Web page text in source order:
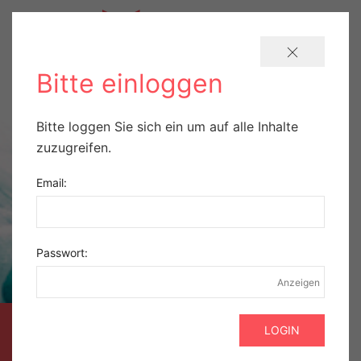
AUSZUG AUS DER
Bitte einloggen
Bitte loggen Sie sich ein um auf alle Inhalte
zuzugreifen.
Email:
Passwort:
Anzeigen